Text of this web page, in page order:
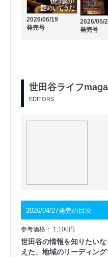
2025/09/12
発売号
2025/07/12
発売号
2026/06/19
発売号
2026/05/
発売号
世田谷ライフ
EDITORS
2026/04/27発売の目次
参考価格： 1,100円
世田谷の情報を知りたい
えた、地域のリーディン